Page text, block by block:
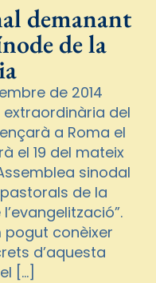
demanant
de la
de 2014
extraordinària del
a Roma el
el 19 del mateix
sinodal
de la
pogut conèixer
d’aquesta
[…]